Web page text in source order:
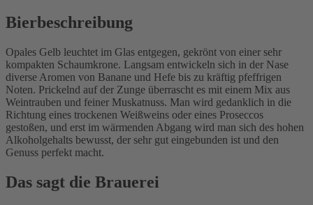
Bierbeschreibung
Opales Gelb leuchtet im Glas entgegen, gekrönt von einer sehr
kompakten Schaumkrone. Langsam entwickeln sich in der Nase
diverse Aromen von Banane und Hefe bis zu kräftig pfeffrigen
Noten. Prickelnd auf der Zunge überrascht es mit einem Mix aus
Weintrauben und feiner Muskatnuss. Man wird gedanklich in die
Richtung eines trockenen Weißweins oder eines Proseccos
gestoßen, und erst im wärmenden Abgang wird man sich des hohen
Alkoholgehalts bewusst, der sehr gut eingebunden ist und den
Genuss perfekt macht.
Das sagt die Brauerei